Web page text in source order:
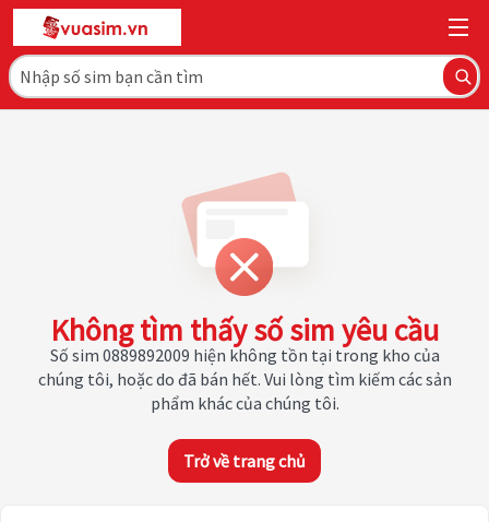
Không tìm thấy số sim yêu cầu
Số sim 0889892009 hiện không tồn tại trong kho của
chúng tôi, hoặc do đã bán hết. Vui lòng tìm kiếm các sản
phẩm khác của chúng tôi.
Trở về trang chủ